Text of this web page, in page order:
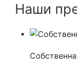
Наши